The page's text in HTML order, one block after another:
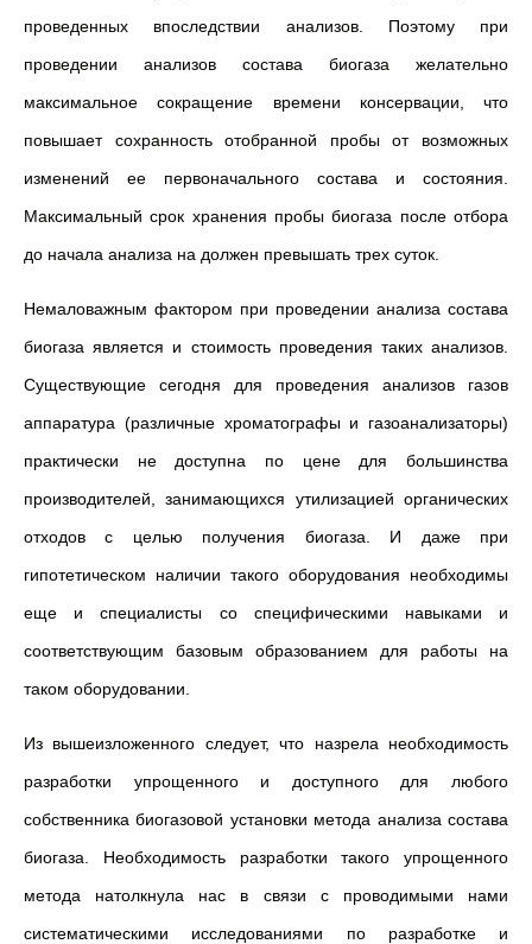
проведенных впоследствии анализов. Поэтому при
проведении анализов состава биогаза желательно
максимальное сокращение времени консервации, что
повышает сохранность отобранной пробы от возможных
изменений ее первоначального состава и состояния.
Максимальный срок хранения пробы биогаза после отбора
до начала анализа на должен превышать трех суток.
Немаловажным фактором при проведении анализа состава
биогаза является и стоимость проведения таких анализов.
Существующие сегодня для проведения анализов газов
аппаратура (различные хроматографы и газоанализаторы)
практически не доступна по цене для большинства
производителей, занимающихся утилизацией органических
отходов с целью получения биогаза. И даже при
гипотетическом наличии такого оборудования необходимы
еще и специалисты со специфическими навыками и
соответствующим базовым образованием для работы на
таком оборудовании.
Из вышеизложенного следует, что назрела необходимость
разработки упрощенного и доступного для любого
собственника биогазовой установки метода анализа состава
биогаза. Необходимость разработки такого упрощенного
метода натолкнула нас в связи с проводимыми нами
систематическими исследованиями по разработке и